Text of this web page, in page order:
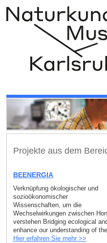
Projekte aus dem
BEENERGIA
Verknüpfung ökologischer und
sozioökonomischer
Wissenschaften, um die
Wechselwirkungen zwischen
verstehen Bridging ecological
enhance our understanding of
Hier erfahren Sie mehr >>